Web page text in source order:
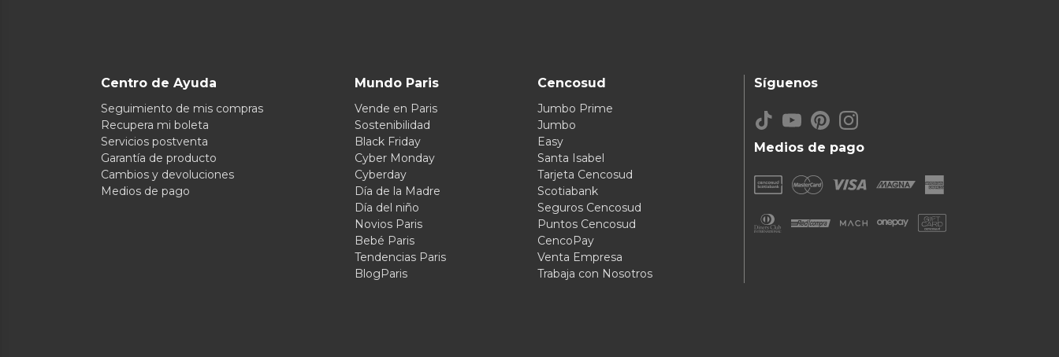
Centro de Ayuda
Seguimiento de mis compras
Recupera mi boleta
Servicios postventa
Garantía de producto
Cambios y devoluciones
Medios de pago
Mundo Paris
Vende en Paris
Sostenibilidad
Black Friday
Cyber Monday
Cyberday
Día de la Madre
Día del niño
Novios Paris
Bebé Paris
Tendencias Paris
BlogParis
Cencosud
Jumbo Prime
Jumbo
Easy
Santa Isabel
Tarjeta Cencosud
Scotiabank
Seguros Cencosud
Puntos Cencosud
CencoPay
Venta Empresa
Trabaja con Nosotros
Medios de pago
Síguenos